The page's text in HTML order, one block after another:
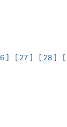
] [ 27 ] [ 28 ] [